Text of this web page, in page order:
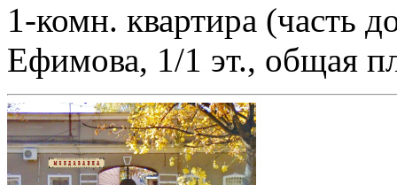
1-комн. квартира (часть
Ефимова, 1/1 эт., общая